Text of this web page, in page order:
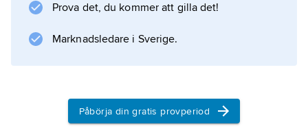
Han studerade och tog intryck av det
venetianska 1500-talsmåleriet, särskilt
Information om artikeln
Prova det, du kommer att gilla det!
Marknadsledare i Sverige.
Påbörja din gratis provperiod